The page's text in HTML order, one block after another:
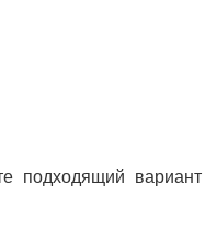
подходящий